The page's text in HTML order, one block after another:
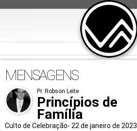
MENSAGENS
Pr. Robson Leite
Princípios de
Família
Culto de Celebração- 22 de janeiro de 2023